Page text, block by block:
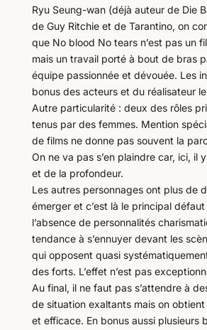
Ryu Seung-wan (déjà auteur de Die
de Guy Ritchie et de Tarantino, on
que No blood No tears n’est pas un
mais un travail porté à bout de bras
équipe passionnée et dévouée. Les
bonus des acteurs et du réalisateur
Autre particularité : deux des rôles
tenus par des femmes. Mention
de films ne donne pas souvent la
On ne va pas s’en plaindre car, ici, il
et de la profondeur.
Les autres personnages ont plus de
émerger et c’est là le principal
l’absence de personnalités
tendance à s’ennuyer devant les
qui opposent quasi
des forts. L’effet n’est pas
Au final, il ne faut pas s’attendre à
de situation exaltants mais on
et efficace. En bonus aussi plusieurs